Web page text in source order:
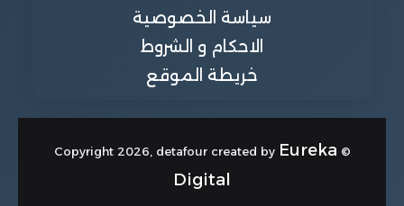
سياسة الخصوصية
الاحكام و الشروط
خريطة الموقع
© Copyright 2026, detafour created by
Eureka
Digital